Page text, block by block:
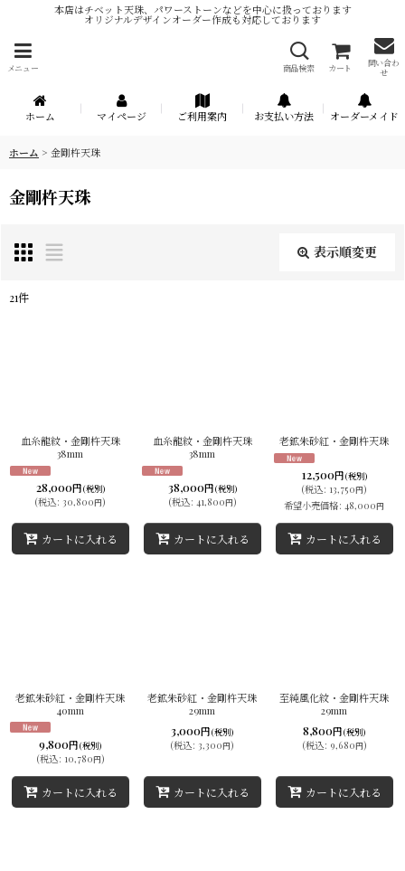
本店はチベット天珠、パワーストーンなどを中心に扱っております
オリジナルデザインオーダー作成も対応しております
メニュー 商品検索 カート
問い合わ
せ
ホーム マイページ ご利用案内 お支払い方法 オーダーメイド
ホーム > 金剛杵天珠
金剛杵天珠
表示順変更
絞り込む
21件
血糸龍紋・金剛杵天珠
38mm
28,000円(税別)
(税込: 30,800円)
カートに入れる
血糸龍紋・金剛杵天珠
38mm
38,000円(税別)
(税込: 41,800円)
カートに入れる
老鉱朱砂紅・金剛杵天珠
12,500円(税別)
(税込: 13,750円)
希望小売価格: 48,000円
カートに入れる
老鉱朱砂紅・金剛杵天珠
40mm
9,800円 (税別)
(税込: 10,780円)
カートに入れる
老鉱朱砂紅・金剛杵天珠
29mm
3,000円 (税別)
(税込: 3,300円)
カートに入れる
至純風化紋・金剛杵天珠
29mm
8,800円 (税別)
(税込: 9,680円)
カートに入れる